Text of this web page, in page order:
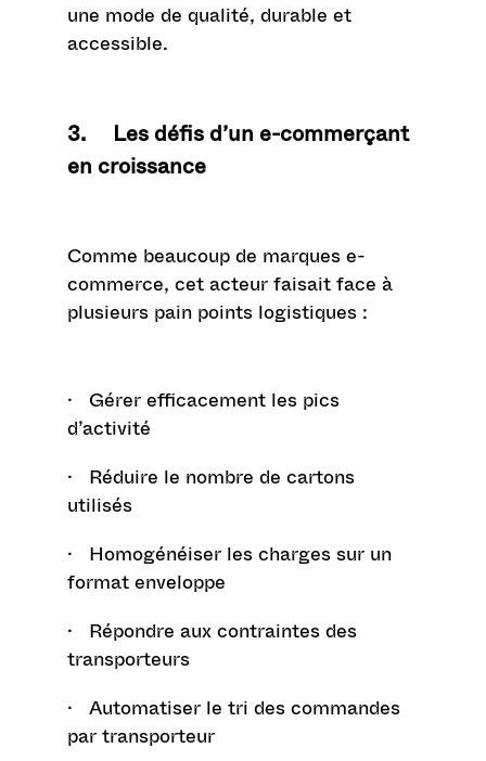
une mode de qualité, durable et
accessible.
3. Les défis d’un e-commerçant
en croissance
Comme beaucoup de marques e-
commerce, cet acteur faisait face à
plusieurs pain points logistiques :
· Gérer efficacement les pics
d’activité
· Réduire le nombre de cartons
utilisés
· Homogénéiser les charges sur un
format enveloppe
· Répondre aux contraintes des
transporteurs
· Automatiser le tri des commandes
par transporteur